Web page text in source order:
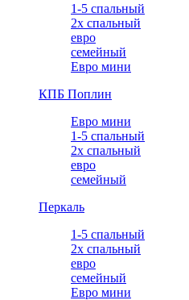
1-5 спальный
2х спальный
евро
семейный
Евро мини
КПБ Поплин
Евро мини
1-5 спальный
2х спальный
евро
семейный
Перкаль
1-5 спальный
2х спальный
евро
семейный
Евро мини